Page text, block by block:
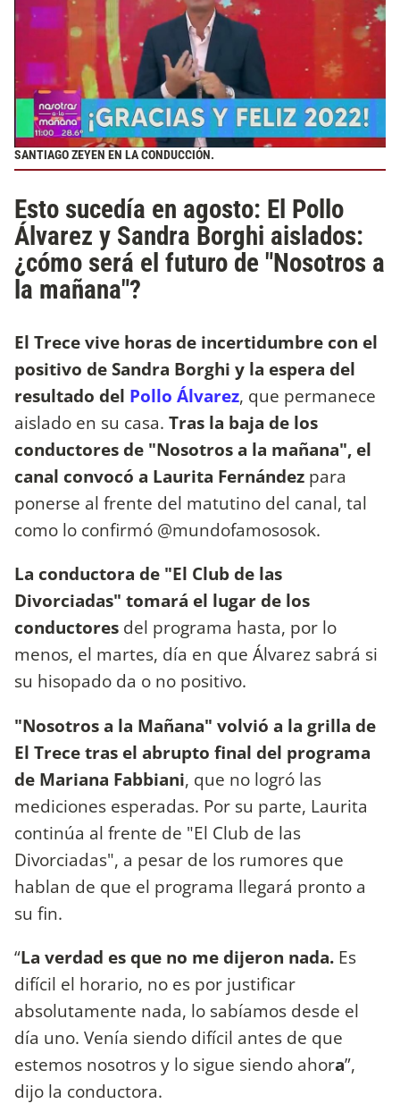
SANTIAGO ZEYEN EN LA CONDUCCIÓN.
Esto sucedía en agosto: El Pollo
Álvarez y Sandra Borghi aislados:
¿cómo será el futuro de "Nosotros a
la mañana"?
El Trece vive horas de incertidumbre con el
positivo de Sandra Borghi y la espera del
resultado del Pollo Álvarez, que permanece
aislado en su casa. Tras la baja de los
conductores de "Nosotros a la mañana", el
canal convocó a Laurita Fernández para
ponerse al frente del matutino del canal, tal
como lo confirmó @mundofamososok.
La conductora de "El Club de las
Divorciadas" tomará el lugar de los
conductores del programa hasta, por lo
menos, el martes, día en que Álvarez sabrá si
su hisopado da o no positivo.
"Nosotros a la Mañana" volvió a la grilla de
El Trece tras el abrupto final del programa
de Mariana Fabbiani, que no logró las
mediciones esperadas. Por su parte, Laurita
continúa al frente de "El Club de las
Divorciadas", a pesar de los rumores que
hablan de que el programa llegará pronto a
su fin.
“La verdad es que no me dijeron nada. Es
difícil el horario, no es por justificar
absolutamente nada, lo sabíamos desde el
día uno. Venía siendo difícil antes de que
estemos nosotros y lo sigue siendo ahora”,
dijo la conductora.